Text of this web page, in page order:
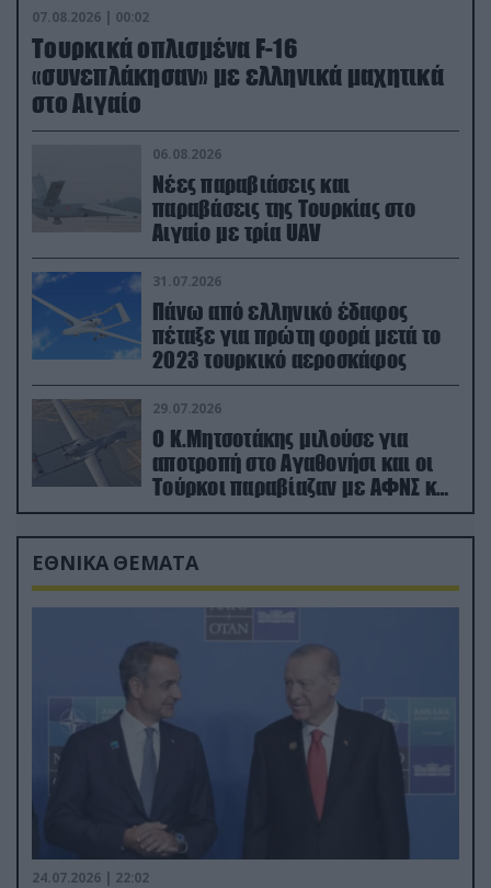
07.08.2026 | 00:02
Τουρκικά οπλισμένα F-16
«συνεπλάκησαν» με ελληνικά μαχητικά
στο Αιγαίο
06.08.2026
Νέες παραβιάσεις και
παραβάσεις της Τουρκίας στο
Αιγαίο με τρία UAV
31.07.2026
Πάνω από ελληνικό έδαφος
πέταξε για πρώτη φορά μετά το
2023 τουρκικό αεροσκάφος
29.07.2026
Ο Κ.Μητσοτάκης μιλούσε για
αποτροπή στο Αγαθονήσι και οι
Τούρκοι παραβίαζαν με ΑΦΝΣ και
drone
ΕΘΝΙΚΑ ΘΕΜΑΤΑ
24.07.2026 | 22:02